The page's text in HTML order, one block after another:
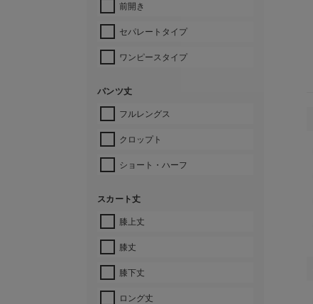
前開き
セパレートタイプ
ワンピースタイプ
パンツ丈
フルレングス
クロップト
ショート・ハーフ
スカート丈
膝上丈
膝丈
膝下丈
ロング丈